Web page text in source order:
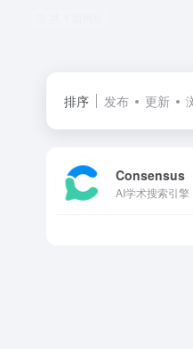
排序 发布 更新
Consensus
AI学术搜索引擎